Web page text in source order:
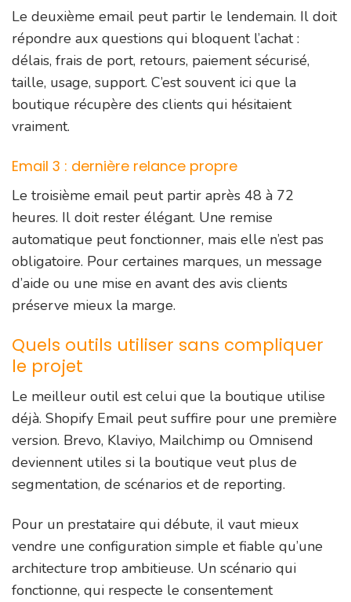
Le deuxième email peut partir le lendemain. Il doit
répondre aux questions qui bloquent l’achat :
délais, frais de port, retours, paiement sécurisé,
taille, usage, support. C’est souvent ici que la
boutique récupère des clients qui hésitaient
vraiment.
Email 3 : dernière relance propre
Le troisième email peut partir après 48 à 72
heures. Il doit rester élégant. Une remise
automatique peut fonctionner, mais elle n’est pas
obligatoire. Pour certaines marques, un message
d’aide ou une mise en avant des avis clients
préserve mieux la marge.
Quels outils utiliser sans compliquer
le projet
Le meilleur outil est celui que la boutique utilise
déjà. Shopify Email peut suffire pour une première
version. Brevo, Klaviyo, Mailchimp ou Omnisend
deviennent utiles si la boutique veut plus de
segmentation, de scénarios et de reporting.
Pour un prestataire qui débute, il vaut mieux
vendre une configuration simple et fiable qu’une
architecture trop ambitieuse. Un scénario qui
fonctionne, qui respecte le consentement